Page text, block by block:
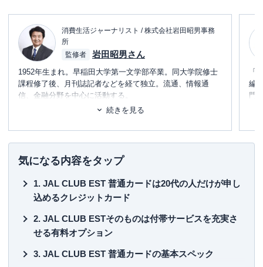
消費生活ジャーナリスト / 株式会社岩田昭男事務
所
監修者
岩田昭男さん
1952年生まれ。早稲田大学第一文学部卒業。同大学院修士
課程修了後、月刊誌記者などを経て独立。流通、情報通
信、金融分野を中心に活動する。
年間に渡って業界の定点観測をしている。
主な著書としては、
」（中経出版・現カドカワ）
「 「信用力」格差社会」（東洋経済新報社）
信用偏差値」（文春新書）
」（ダイヤモンド
社）
「ドコモが銀行になる日」（ＰＨＰ）
」（ＮＨＫ出版）
また、クレジットカードのムックも50冊以上監修しキャッ
続きを見る
「
編
門
め
気になる内容をタップ
JAL CLUB EST 普通カードは20代の人だけが申し
込めるクレジットカード
JAL CLUB ESTそのものは付帯サービスを充実さ
せる有料オプション
JAL CLUB EST 普通カードの基本スペック